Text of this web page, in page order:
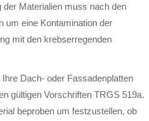
Materialien muss nach den
um eine Kontamination der
mit den krebserregenden
Dach- oder Fassadenplatten
gültigen Vorschriften TRGS 519a.
beproben um festzustellen, ob